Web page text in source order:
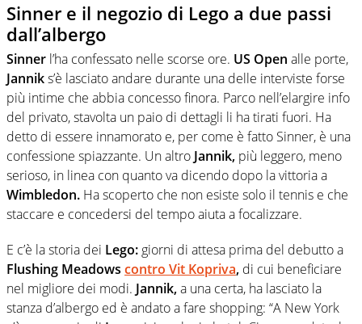
Sinner e il negozio di Lego a due passi
dall’albergo
Sinner l’ha confessato nelle scorse ore. US Open alle porte,
Janniks’è lasciato andare durante una delle interviste forse
più intime che abbia concesso finora. Parco nell’elargire info
del privato, stavolta un paio di dettagli li ha tirati fuori. Ha
detto di essere innamorato e, per come è fatto Sinner, è una
confessione spiazzante. Un altro Jannik, più leggero, meno
serioso, in linea con quanto va dicendo dopo la vittoria a
Wimbledon. Ha scoperto che non esiste solo il tennis e che
staccare e concedersi del tempo aiuta a focalizzare.
E c’è la storia dei Lego: giorni di attesa prima del debutto a
Flushing Meadows contro Vit Kopriva, di cui beneficiare
nel migliore dei modi. Jannik,a una certa, ha lasciato la
stanza d’albergo ed è andato a fare shopping: “A New York